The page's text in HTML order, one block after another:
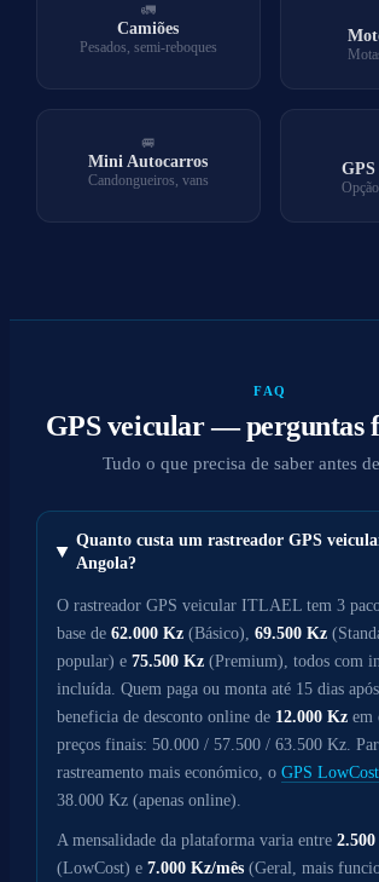
🚛
Camiões
Pesados, semi-reboques
🚐
Mini Autocarros
Candongueiros, vans
FAQ
GPS veicular — perguntas
Tudo o que precisa de saber antes
Quanto custa um rastreador GPS
Angola?
O rastreador GPS veicular ITLAEL tem 3
base de 62.000 Kz(Básico), 69.500 Kz
popular) e 75.500 Kz(Premium), todos com
incluída. Quem paga ou monta até 15 dias
beneficia de desconto online de 12.000 Kzem
preços finais: 50.000 / 57.500 / 63.500 Kz.
rastreamento mais económico, o GPS LowCost
38.000 Kz (apenas online).
A mensalidade da plataforma varia entre
(LowCost) e 7.000 Kz/mês(Geral, mais